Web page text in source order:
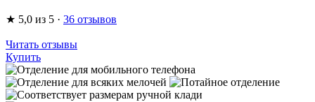
★ 5,0 из 5 · 36 отзывов
Читать отзывы
Купить